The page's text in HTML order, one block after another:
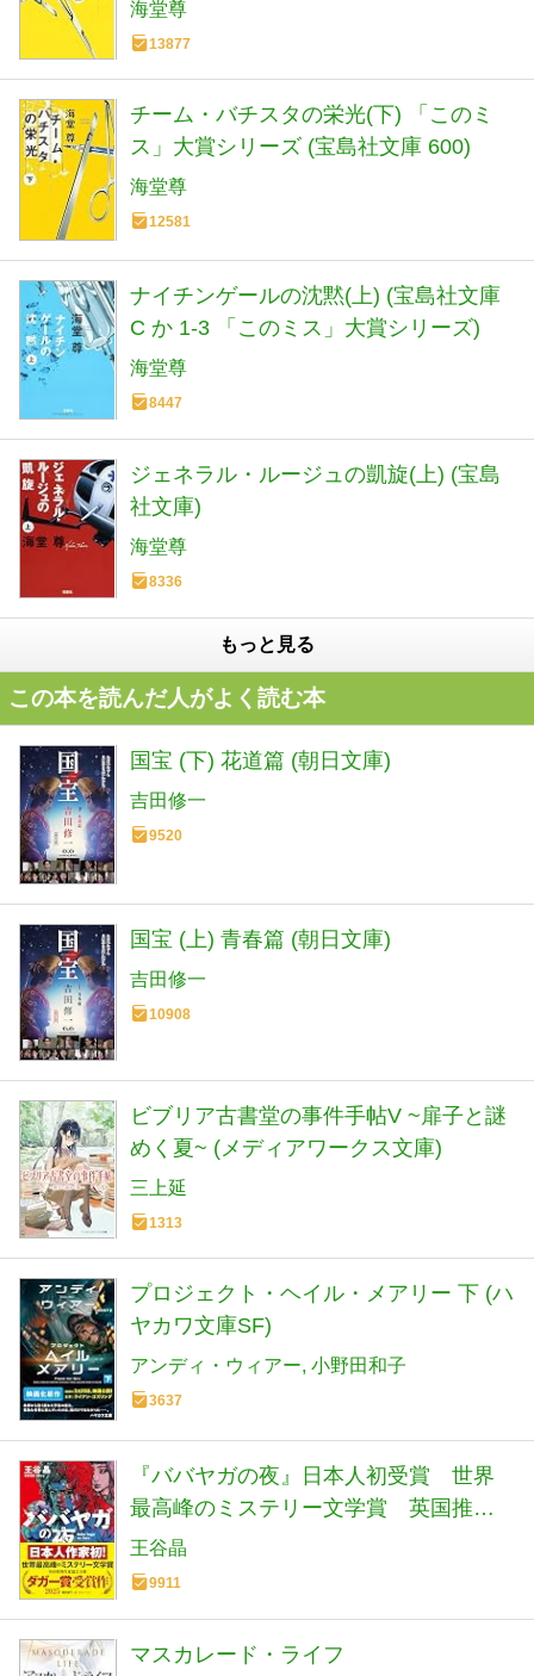
海堂尊
13877
チーム・バチスタの栄光(下) 「このミ
ス」大賞シリーズ (宝島社文庫 600)
海堂尊
12581
ナイチンゲールの沈黙(上) (宝島社文庫
C か 1-3 「このミス」大賞シリーズ)
海堂尊
8447
ジェネラル・ルージュの凱旋(上) (宝島
社文庫)
海堂尊
8336
もっと見る
この本を読んだ人がよく読む本
国宝 (下) 花道篇 (朝日文庫)
吉田修一
9520
国宝 (上) 青春篇 (朝日文庫)
吉田修一
10908
ビブリア古書堂の事件手帖V ~扉子と謎
めく夏~ (メディアワークス文庫)
三上延
1313
プロジェクト・ヘイル・メアリー 下 (ハ
ヤカワ文庫SF)
アンディ・ウィアー 小野田和子
3637
『ババヤガの夜』日本人初受賞 世界
最高峰のミステリー文学賞 英国推理
作家協会賞(ダガー賞） (河出文庫 お 46-
1)
王谷晶
9911
マスカレード・ライフ